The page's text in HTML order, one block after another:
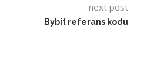
next post
Bybit referans kodu